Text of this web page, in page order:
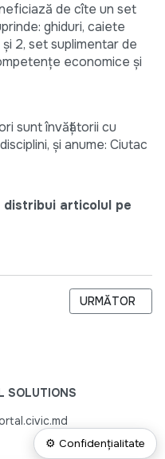
de cîte un set
ghiduri, caiete
2, set suplimentar de
economice şi
sunt învăţătorii cu
şi anume: Ciutac
distribui articolul pe
DE PRESĂ SOLICITĂ
ARTICOLUL
URMĂTOR
SOLUTIONS
⚙ Confidențialitate